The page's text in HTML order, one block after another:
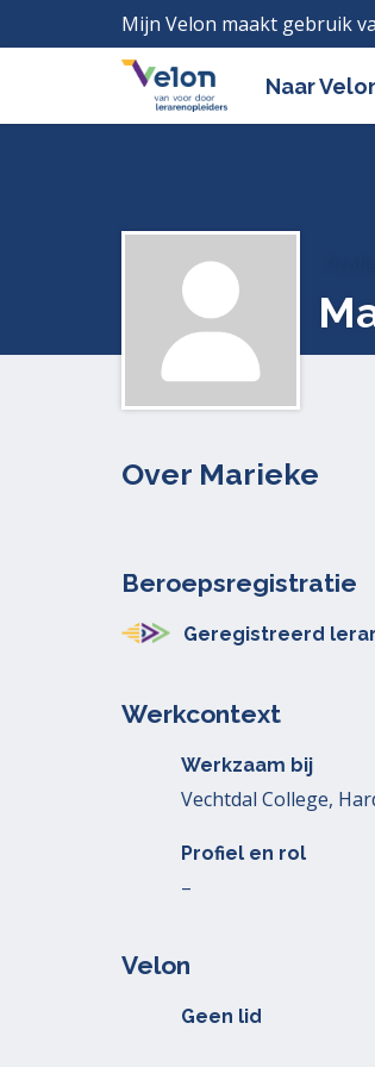
Mijn Velon maakt gebruik
Naar
Over Marieke
Beroepsregistratie
Geregistreerd
Werkcontext
Werkzaam bij
Vechtdal College,
Profiel en rol
–
Velon
Geen lid